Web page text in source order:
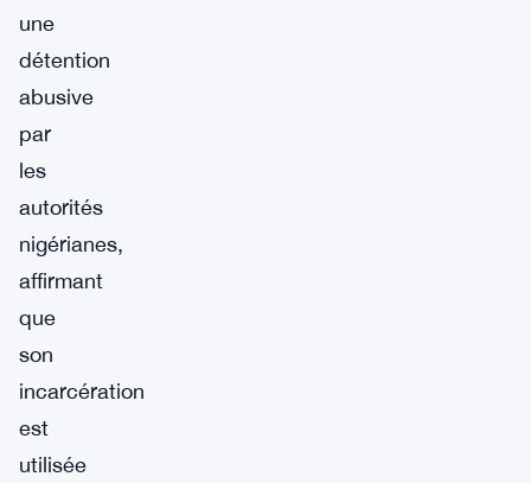
une
détention
abusive
par
les
autorités
nigérianes,
affirmant
que
son
incarcération
est
utilisée